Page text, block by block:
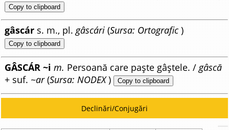
Copy to clipboard
gâscár s. m., pl. gâscári (Sursa: Ortografic )
Copy to clipboard
GÂSCÁR ~i m. Persoană care paște gâștele. / gâscă
+ suf. ~ar(Sursa: NODEX) Copy to clipboard
Declinări/Conjugări